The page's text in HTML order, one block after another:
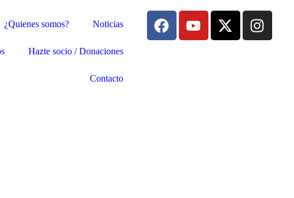
¿Quienes somos? Noticias
Hazte socio / Donaciones
Contacto